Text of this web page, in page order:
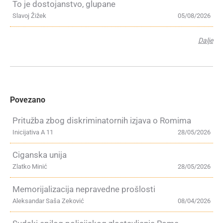
To je dostojanstvo, glupane
05/08/2026
Slavoj Žižek
Dalje
Povezano
Pritužba zbog diskriminatornih izjava o Romima
28/05/2026
Inicijativa A 11
Ciganska unija
28/05/2026
Zlatko Minić
Memorijalizacija nepravedne prošlosti
08/04/2026
Aleksandar Saša Zeković